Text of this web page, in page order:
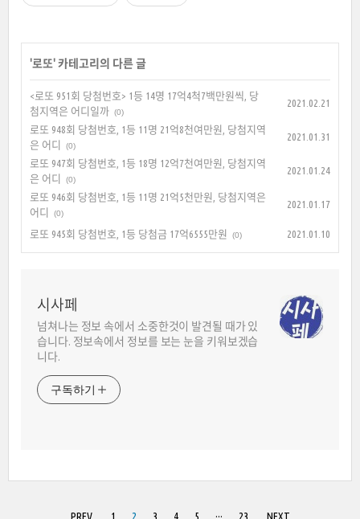
'로또' 카테고리의 다른 글
<로또 951회 당첨번호> 1등 14명 17억4척7백만원씩, 당
첨지역은 어디일까 (0)
2021.02.21
로또 948회 당첨번호, 1등 11명 21억8천여만원, 당첨지역
은 어디
(0)
2021.01.31
로또 947회 당첨번호, 1등 18명 12억7천여만원, 당첨지역
은 어디
(0)
2021.01.24
로또 946회 당첨번호, 1등 11명 21억5천만원, 당첨지역은
어디
(0)
2021.01.17
로또 945회 당첨번호, 1등 당첨금 17억6555만원 (0) 2021.01.10
시사페
넘쳐나는 정보 속에서 소중한것이 발견될 때가 있
습니다. 정보속에서 정보를 보는 눈을 키워보겠습
니다.
구독하기
PREV 1 2 3 4 5 ··· 23 NEXT